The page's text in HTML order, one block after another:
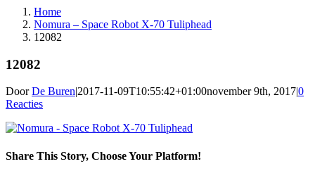
Home
Nomura – Space Robot X-70 Tuliphead
12082
12082
DoorDe Buren|2017-11-09T10:55:42+01:00november 9th, 2017|0
Reacties
Share This Story, Choose Your Platform!